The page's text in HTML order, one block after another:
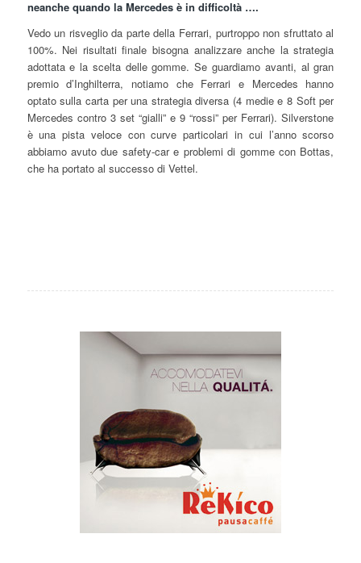
neanche quando la Mercedes è in difficoltà ….
Vedo un risveglio da parte della Ferrari, purtroppo non sfruttato al
100%. Nei risultati finale bisogna analizzare anche la strategia
adottata e la scelta delle gomme. Se guardiamo avanti, al gran
premio d’Inghilterra, notiamo che Ferrari e Mercedes hanno
optato sulla carta per una strategia diversa (4 medie e 8 Soft per
Mercedes contro 3 set “gialli” e 9 “rossi” per Ferrari). Silverstone
è una pista veloce con curve particolari in cui l’anno scorso
abbiamo avuto due safety-car e problemi di gomme con Bottas,
che ha portato al successo di Vettel.